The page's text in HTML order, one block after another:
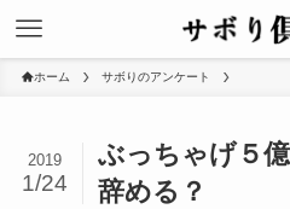
ホーム サボりのアンケート
ぶっちゃげ５
辞める？
2019
1/24